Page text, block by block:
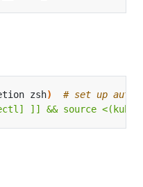
zsh)
# set up
]] && source